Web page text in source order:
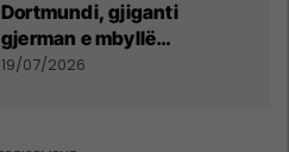
Dortmundi, gjiganti
gjerman e mbyllë
marrëveshjen për Fisnik
19/07/2026